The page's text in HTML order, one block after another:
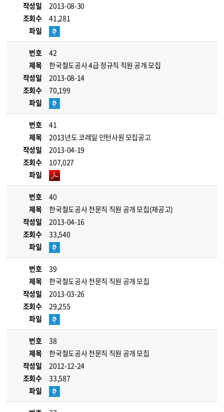
작성일
2013-08-30
조회수
41,281
파일
번호
42
제목
한국철도공사 4급 정규직 직원 공개 모집
작성일
2013-08-14
조회수
70,199
파일
번호
41
제목
2013년도 코레일 인턴사원 모집공고
작성일
2013-04-19
조회수
107,027
파일
번호
40
제목
한국철도공사 전문직 직원 공개 모집(재공고)
작성일
2013-04-16
조회수
33,540
파일
번호
39
제목
한국철도공사 전문직 직원 공개 모집
작성일
2013-03-26
조회수
29,255
파일
번호
38
제목
한국철도공사 전문직 직원 공개 모집
작성일
2012-12-24
조회수
33,587
파일